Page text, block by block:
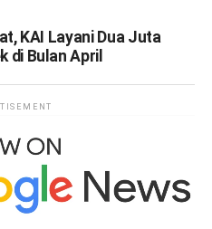
KAI Layani Dua Juta
di Bulan April